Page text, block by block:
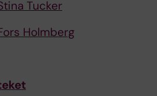
Tucker
Holmberg